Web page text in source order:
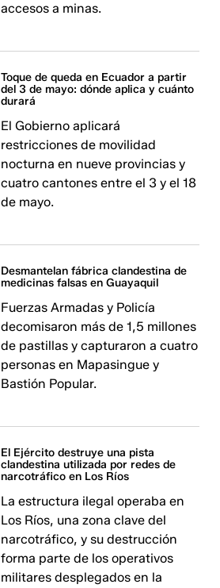
accesos a minas.
Toque de queda en Ecuador a partir
del 3 de mayo: dónde aplica y cuánto
durará
El Gobierno aplicará
restricciones de movilidad
nocturna en nueve provincias y
cuatro cantones entre el 3 y el 18
de mayo.
Desmantelan fábrica clandestina de
medicinas falsas en Guayaquil
Fuerzas Armadas y Policía
decomisaron más de 1,5 millones
de pastillas y capturaron a cuatro
personas en Mapasingue y
Bastión Popular.
El Ejército destruye una pista
clandestina utilizada por redes de
narcotráfico en Los Ríos
La estructura ilegal operaba en
Los Ríos, una zona clave del
narcotráfico, y su destrucción
forma parte de los operativos
militares desplegados en la